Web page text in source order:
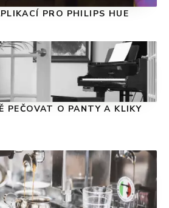
PRO PHILIPS HUE
PEČOVAT O PANTY A KLIKY